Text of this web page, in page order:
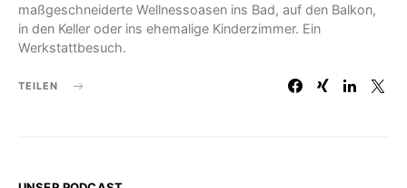
maßgeschneiderte Wellnessoasen ins Bad, auf den Balkon,
in den Keller oder ins ehemalige Kinderzimmer. Ein
Werkstattbesuch.
TEILEN